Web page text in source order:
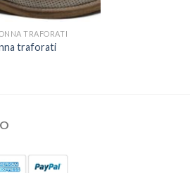
TRAFORATI
traforati